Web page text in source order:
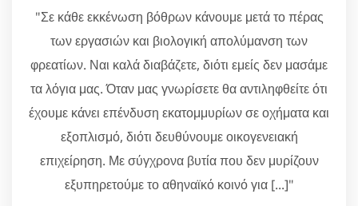
"Σε κάθε εκκένωση βόθρων κάνουμε μετά το πέρας
των εργασιών και βιολογική απολύμανση των
φρεατίων. Ναι καλά διαβάζετε, διότι εμείς δεν μασάμε
τα λόγια μας. Όταν μας γνωρίσετε θα αντιληφθείτε ότι
έχουμε κάνει επένδυση εκατομμυρίων σε οχήματα και
εξοπλισμό, διότι δευθύνουμε οικογενειακή
επιχείρηση. Με σύγχρονα βυτία που δεν μυρίζουν
εξυπηρετούμε το αθηναϊκό κοινό για [...]"